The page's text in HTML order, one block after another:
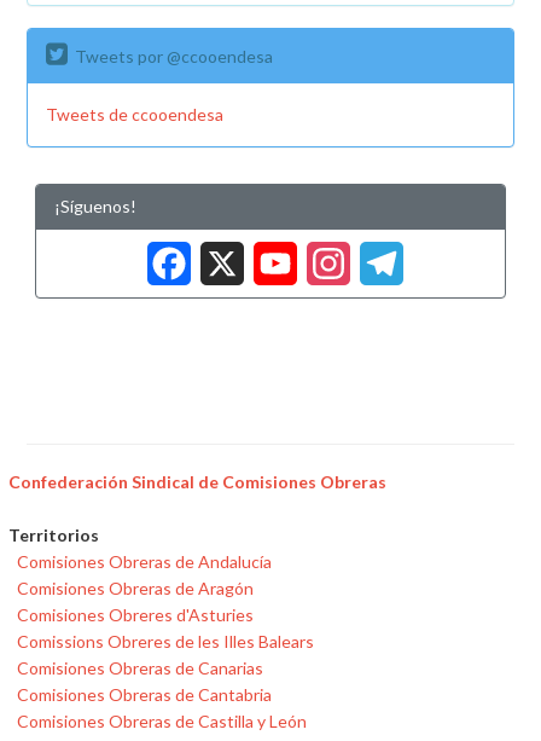
Tweets por @ccooendesa
Tweets de ccooendesa
¡Síguenos!
Facebook
X
Confederación Sindical de Comisiones Obreras
Territorios
Comisiones Obreras de Andalucía
Comisiones Obreras de Aragón
Comisiones Obreres d'Asturies
Comissions Obreres de les Illes Balears
Comisiones Obreras de Canarias
Comisiones Obreras de Cantabria
Comisiones Obreras de Castilla y León